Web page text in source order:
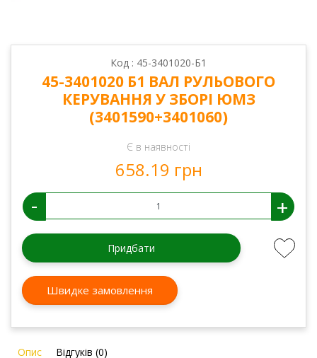
Код : 45-3401020-Б1
45-3401020 Б1 ВАЛ РУЛЬОВОГО
КЕРУВАННЯ У ЗБОРІ ЮМЗ
(3401590+3401060)
Є в наявності
658.19 грн
- +
Придбати
Швидке замовлення
Опис Відгуків (0)